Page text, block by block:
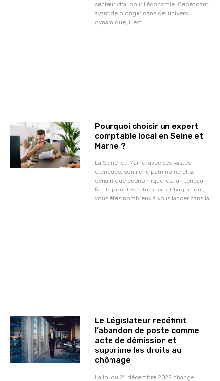
secteur vital pour l’économie. Cependant,
avant de plonger dans cet univers
dynamique, il est
Pourquoi choisir un expert
comptable local en Seine et
Marne ?
La Seine-et-Marne, avec ses vastes
étendues, son riche patrimoine et sa
dynamique économique, est un terreau
fertile pour les entreprises. Chaque jour,
vous êtes nombreux à vous lancer dans la
Le Législateur redéfinit
l’abandon de poste comme
acte de démission et
supprime les droits au
chômage
La loi du 21 décembre 2022 change